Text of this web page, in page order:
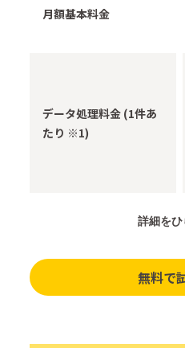
月額基本料金
データ処理料金 (1件あ
たり ※1)
詳細をひ
無料で